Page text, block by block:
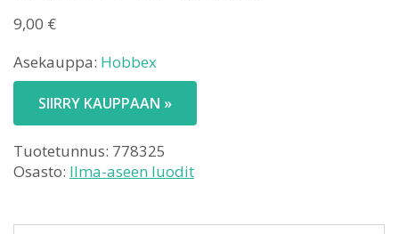
9,00 €
Asekauppa: Hobbex
SIIRRY KAUPPAAN »
Tuotetunnus: 778325
Osasto: Ilma-aseen luodit